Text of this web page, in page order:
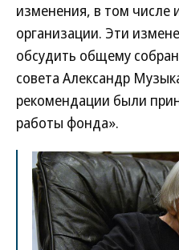
изменения, в том числе
организации. Эти
обсудить общему
совета Александр
рекомендации были
работы фонда».